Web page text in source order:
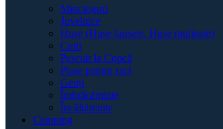
Mincioguri
Juvelnice
Huse (Huse lansete, Huse mulinete)
Cutii
Pescuit la Copcă
Plase pentru raci
Genți
Îmbrăcăminte
Încălțăminte
Camping